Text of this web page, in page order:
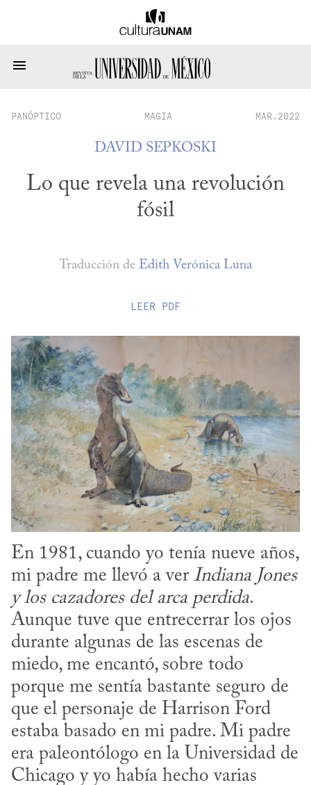
PANÓPTICO MAGIA MAR.2022
DAVID SEPKOSKI
Lo que revela una revolución
fósil
Traducción de Edith Verónica Luna
LEER PDF
En 1981, cuando yo tenía nueve años,
mi padre me llevó a ver Indiana Jones
y los cazadores del arca perdida.
Aunque tuve que entrecerrar los ojos
durante algunas de las escenas de
miedo, me encantó, sobre todo
porque me sentía bastante seguro de
que el personaje de Harrison Ford
estaba basado en mi padre. Mi padre
era paleontólogo en la Universidad de
Chicago y yo había hecho varias